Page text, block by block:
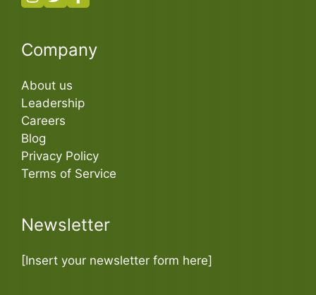
Company
About us
Leadership
Careers
Blog
Privacy Policy
Terms of Service
Newsletter
[Insert your newsletter form here]